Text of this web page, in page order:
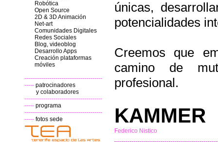
Robótica
Open Source
2D & 3D Animación
Net-art
Comunidades Digitales
Redes Sociales
Blog, videoblog
Desarrollo Apps
Creación plataformas
móviles
----------------------------------------
----- patrocinadores
y colaboradores
----------------------------------------
----- programa
----------------------------------------
-----fotos sede
únicas,
potencialidades
Creemos que
camino de
profesional.
KAMMER
Federico Nistico